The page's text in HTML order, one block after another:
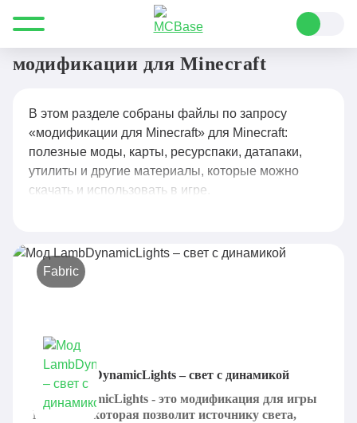
Все для Minecraft модификации для Minecraft
модификации для Minecraft
В этом разделе собраны файлы по запросу
«модификации для Minecraft» для Minecraft:
полезные моды, карты, ресурспаки, датапаки,
утилиты и другие материалы, которые можно
скачать и использовать в игре.
Fabric
Мод LambDynamicLights – свет с динамикой
LambDynamicLights - это модификация для игры
Minecraft, которая позволит источнику света,